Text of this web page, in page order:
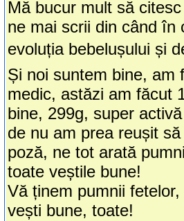
Mă bucur mult să
ne mai scrii din când în
evoluția bebelușului și
Și noi suntem bine, am
medic, astăzi am făcut
bine, 299g, super
de nu am prea reușit
poză, ne tot arată
toate veștile bune!
Vă ținem pumnii
vești bune, toate!